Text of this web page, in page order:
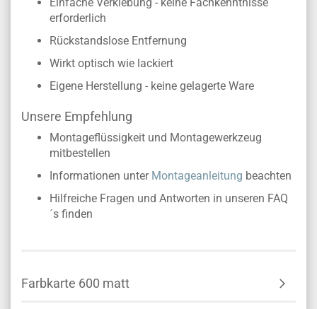
erforderlich
Rückstandslose Entfernung
Wirkt optisch wie lackiert
Eigene Herstellung - keine gelagerte Ware
Unsere Empfehlung
Montageflüssigkeit und Montagewerkzeug
mitbestellen
Informationen unter Montageanleitung beachten
Hilfreiche Fragen und Antworten in unseren FAQ
´s finden
Farbkarte 600 matt